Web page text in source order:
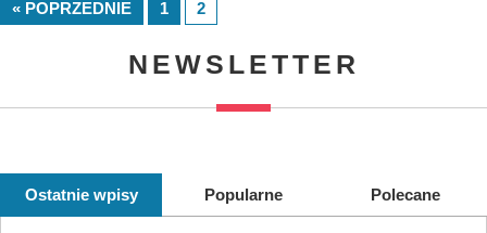
« POPRZEDNIE 1 2
NEWSLETTER
Ostatnie wpisy Popularne Polecane